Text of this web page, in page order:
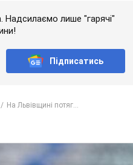
Надсилаємо лише "гарячі"
Підписатись
На Львівщині потяг...